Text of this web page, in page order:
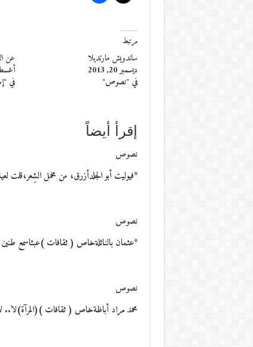
مرتبط
ساندويش مارتديلا
ديسمبر 20, 2013
في "نصوص"
عن
أغسطس
في
إقرأ أيضاً
نصوص
*فيوليت أبو الجلدأزرق، من مخمل الشِعر،قلت
نصوص
*عثمان بالنائلةخاص ( ثقافات )عبثاسمع
نصوص
محمد مراد أباظةخاص ( ثقافات )(المرآة)لا..